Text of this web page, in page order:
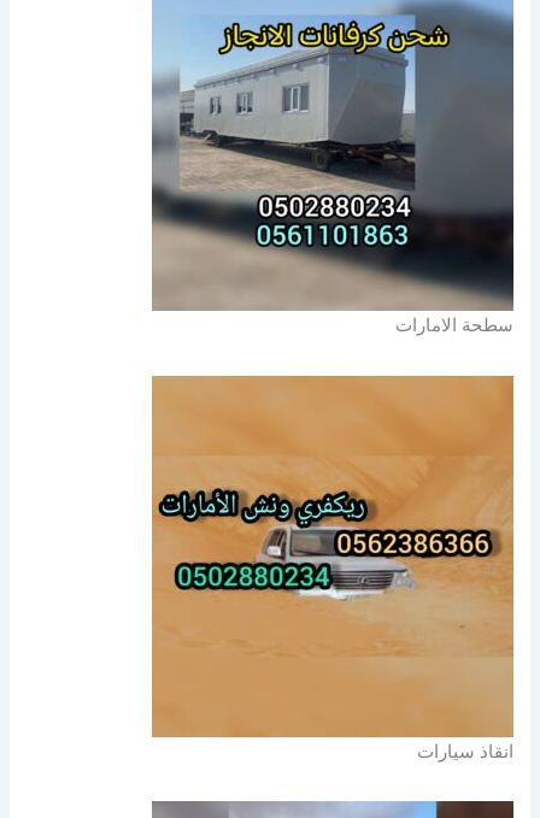
سطحة الامارات
انقاذ سيارات